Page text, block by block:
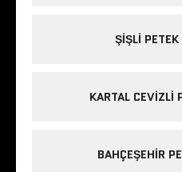
ŞIŞLI
KARTAL CEVIZLI
BAHÇEŞEHIR